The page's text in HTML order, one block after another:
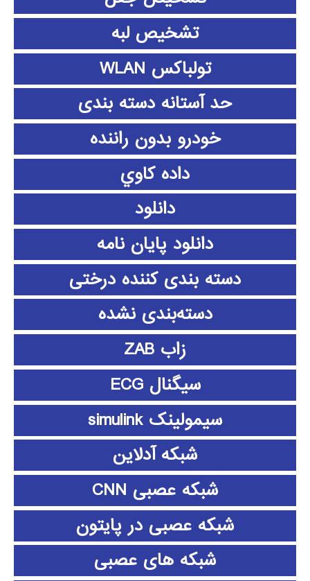
تشخیص لبه
تولباکس WLAN
حد آستانه دسته بندی
خودرو بدون راننده
داده كاوي
دانلود
دانلود پايان نامه
دسته بندی کننده درختی
دسته‌بندی نشده
زاب ZAB
سیگنال ECG
سیمولینک simulink
شبکه آدلاین
شبکه عصبی CNN
شبکه عصبی در پایتون
شبکه های عصبی